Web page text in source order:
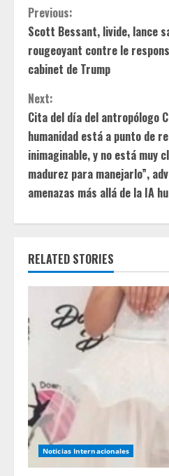
C
o
n
t
i
n
u
e
R
e
a
d
n
g
Previous:
Scott Bessant, livide, lance
rougeoyant contre le
cabinet de Trump
Next:
Cita del día del antropólogo
humanidad está a punto de
inimaginable, y no está muy
madurez para manejarlo”,
amenazas más allá de la IA
RELATED STORIES
Noticias Internacionales